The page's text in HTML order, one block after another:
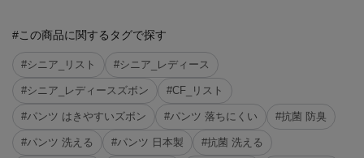
#この商品に関するタグで探す
#シニア_リスト #シニア_レディース
#シニア_レディースズボン #CF_リスト
#パンツ はきやすいズボン #パンツ 落ちにくい #抗菌 防臭
#パンツ 洗える #パンツ 日本製 #抗菌 洗える